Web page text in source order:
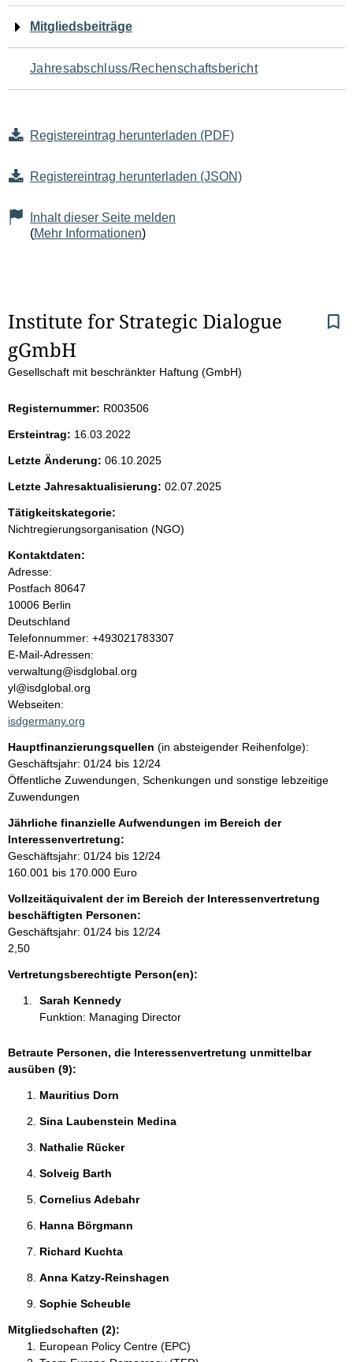
Mitgliedsbeiträge
Jahresabschluss/Rechenschaftsbericht
Registereintrag herunterladen (PDF)
Registereintrag herunterladen (JSON)
Inhalt dieser Seite melden
(Mehr Informationen)
S
e
t
e
n
i
n
h
a
l
t
Institute for Strategic Dialogue
gGmbH
Gesellschaft mit beschränkter Haftung (GmbH)
Registernummer: R003506
Ersteintrag: 16.03.2022
Letzte Änderung: 06.10.2025
Letzte Jahresaktualisierung: 02.07.2025
Tätigkeitskategorie:
Nichtregierungsorganisation (NGO)
Kontaktdaten:
Adresse:
Postfach 80647
10006 Berlin
Deutschland
K
o
n
t
a
k
i
n
f
o
r
m
a
t
o
n
e
n
:
Telefonnummer: +493021783307
E-Mail-Adressen:
verwaltung@isdglobal.org
yl@isdglobal.org
Webseiten:
isdgermany.org
Hauptfinanzierungsquellen (in absteigender Reihenfolge):
Geschäftsjahr: 01/24 bis 12/24
Öffentliche Zuwendungen, Schenkungen und sonstige lebzeitige
Zuwendungen
Jährliche finanzielle Aufwendungen im Bereich der
Interessenvertretung:
Geschäftsjahr: 01/24 bis 12/24
160.001 bis 170.000 Euro
Vollzeitäquivalent der im Bereich der Interessenvertretung
beschäftigten Personen:
Geschäftsjahr: 01/24 bis 12/24
2,50
Vertretungsberechtigte Person(en):
Sarah Kennedy
Funktion: Managing Director
Betraute Personen, die Interessenvertretung unmittelbar
ausüben (9):
Mauritius Dorn
Sina Laubenstein Medina
Nathalie Rücker
Solveig Barth
Cornelius Adebahr
Hanna Börgmann
Richard Kuchta
Anna Katzy-Reinshagen
Sophie Scheuble
Mitgliedschaften (2):
European Policy Centre (EPC)